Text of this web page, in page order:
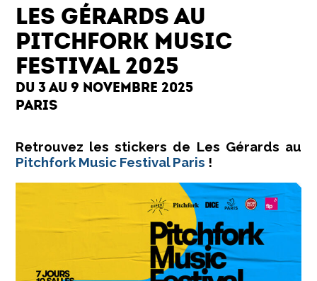
LES GÉRARDS AU
PITCHFORK MUSIC
FESTIVAL 2025
DU 3 AU 9 NOVEMBRE 2025
PARIS
Retrouvez les stickers de Les Gérards au
Pitchfork Music Festival Paris !